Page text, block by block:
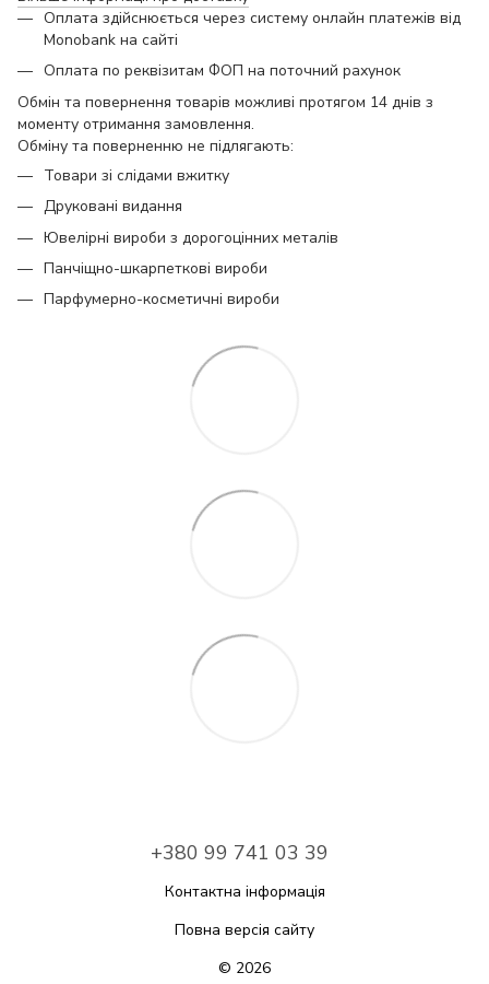
Оплата здійснюється через систему онлайн платежів від
Monobank на сайті
Оплата по реквізитам ФОП на поточний рахунок
Обмін та повернення товарів можливі протягом 14 днів з
моменту отримання замовлення.
Обміну та поверненню не підлягають:
Товари зі слідами вжитку
Друковані видання
Ювелірні вироби з дорогоцінних металів
Панчіщно-шкарпеткові вироби
Парфумерно-косметичні вироби
+380 99 741 03 39
Контактна інформація
Повна версія сайту
© 2026